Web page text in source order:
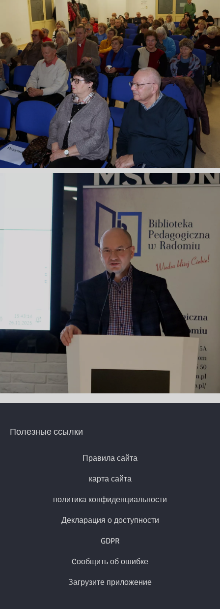
Полезные ссылки
Правила сайта
карта сайта
политика конфиденциальности
Декларация о доступности
GDPR
Cообщить об ошибке
Загрузите приложение